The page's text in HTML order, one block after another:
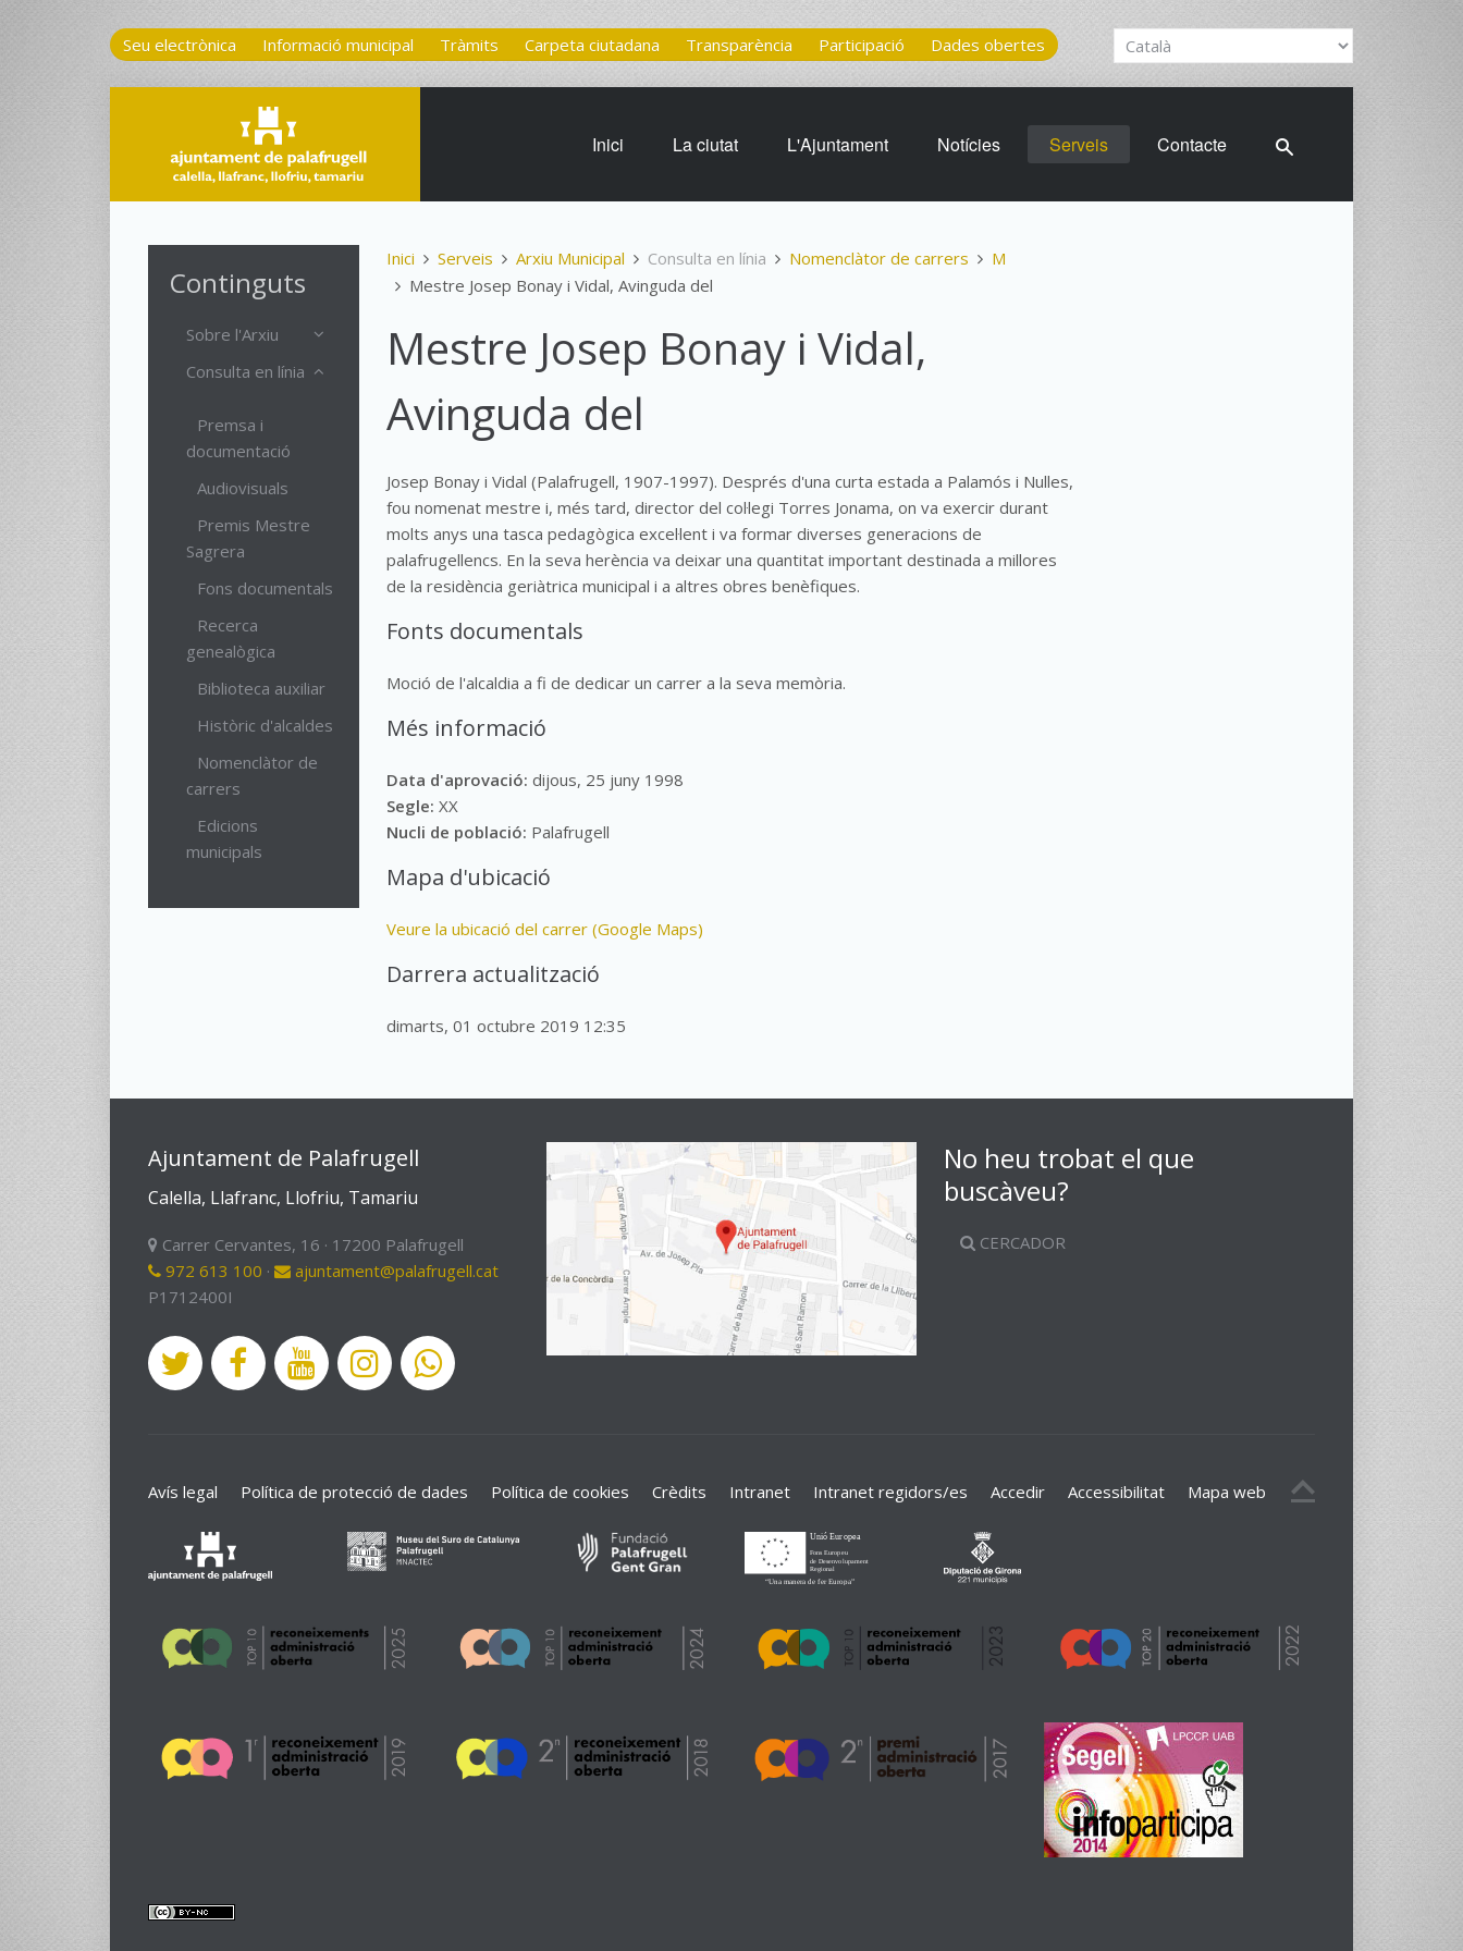
Seu electrònica Informació municipal Tràmits Carpeta ciutadana Transparència Participació Dades obertes
Inici La ciutat L'Ajuntament Notícies Serveis Contacte
Inici Serveis Arxiu Municipal Consulta en línia Nomenclàtor de carrers
M
Mestre Josep Bonay i Vidal, Avinguda del
Mestre Josep Bonay i Vidal,
Avinguda del
Josep Bonay i Vidal (Palafrugell, 1907-1997). Després d'una curta estada a Palamós i Nulles,
fou nomenat mestre i, més tard, director del col·legi Torres Jonama, on va exercir durant
molts anys una tasca pedagògica excel·lent i va formar diverses generacions de
palafrugellencs. En la seva herència va deixar una quantitat important destinada a millores
de la residència geriàtrica municipal i a altres obres benèfiques.
Fonts documentals
Moció de l'alcaldia a fi de dedicar un carrer a la seva memòria.
Més informació
Data d'aprovació:dijous, 25 juny 1998
Segle:XX
Nucli de població: Palafrugell
Mapa d'ubicació
Veure la ubicació del carrer (Google Maps)
Darrera actualització
dimarts, 01 octubre 2019 12:35
Continguts
Sobre l'Arxiu
Consulta en línia
Premsa i
documentació
Audiovisuals
Premis Mestre
Sagrera
Fons documentals
Recerca
genealògica
Biblioteca auxiliar
Històric d'alcaldes
Nomenclàtor de
carrers
Edicions
municipals
Ajuntament de Palafrugell
Calella, Llafranc, Llofriu, Tamariu
Carrer Cervantes, 16 · 17200 Palafrugell
972 613 100 ·
ajuntament@palafrugell.cat
P1712400I
No heu trobat el que
buscàveu?
CERCADOR
Avís legal Política de protecció de dades Política de cookies Crèdits Intranet Intranet regidors/es Accedir Accessibilitat Mapa web